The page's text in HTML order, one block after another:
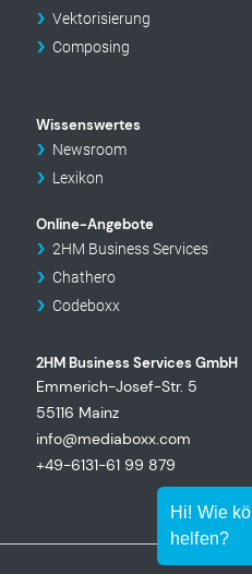
Vektorisierung
Composing
Wissenswertes
Newsroom
Lexikon
Online-Angebote
2HM Business Services
Chathero
Codeboxx
2HM Business Services GmbH
Emmerich-Josef-Str. 5
55116 Mainz
info@mediaboxx.com
+49-6131-61 99 879